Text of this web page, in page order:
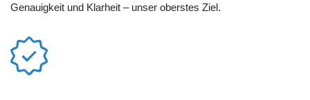
Genauigkeit und Klarheit – unser oberstes Ziel.